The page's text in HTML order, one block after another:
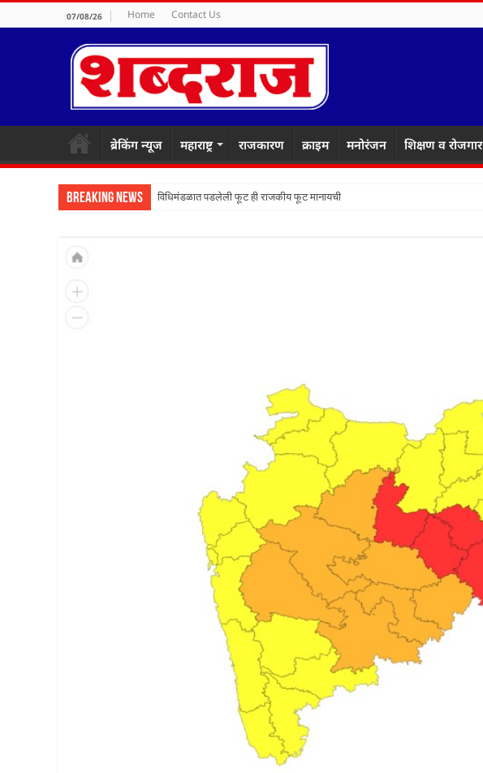
07/08/26 Home Contact Us
ब्रेकिंग न्यूज महाराष्ट्र राजकारण क्राइम मनोरंजन शिक्षण व रोजगार
Breaking News विधिमंडळात पडलेली फूट ही राजकीय फूट मानायची का? ठाकरेंच्या वकि